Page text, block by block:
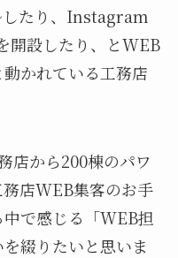
したり、Instagram
開設したり、とWEB
かれている工務店
店から200棟のパワ
店WEB集客のお手
で感じる「WEB担
綴りたいと思いま